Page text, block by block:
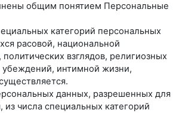
общим понятием Персональные
категорий персональных
расовой, национальной
взглядов, религиозных
убеждений, интимной жизни,
данных, разрешенных для
из числа специальных категорий